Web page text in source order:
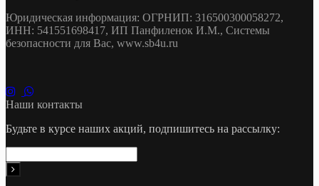
Юридическая информация: ОГРНИП: 316500300058272,
ИНН: 541551698417, ИП Панфиленок И.М., Системы
безопасности для Вас, www.sb4u.ru
Наши контакты
Будьте в курсе наших акций, подпишитесь на рассылку: